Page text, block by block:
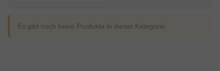
Es gibt noch keine Produkte in dieser Kategorie.